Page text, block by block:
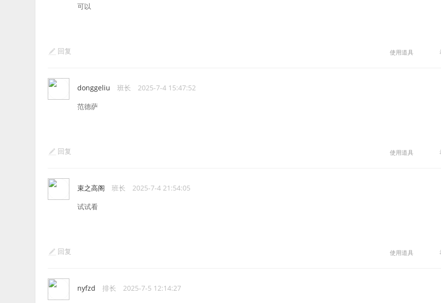
可以
回复 使用道具
donggeliu 班长 2025-7-4 15:47:52
范德萨
回复 使用道具
束之高阁 班长 2025-7-4 21:54:05
试试看
回复 使用道具
nyfzd 排长 2025-7-5 12:14:27